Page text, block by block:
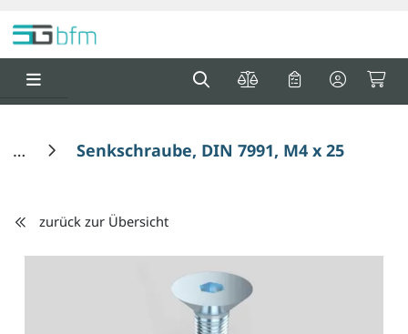
Senkschraube, DIN 7991, M4 x 25 mm
zurück zur Übersicht